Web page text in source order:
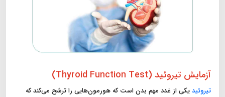
آزمایش تیروئید (Thyroid Function Test)
تیروئیدیکی از غدد مهم بدن است که هورمون‌هایی را ترشح می‌کند که